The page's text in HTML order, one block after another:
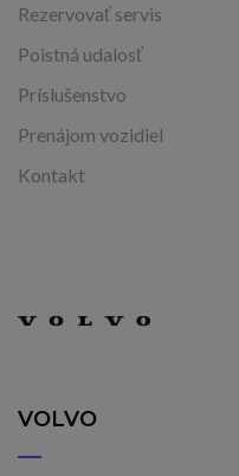
Rezervovať servis
Poistná udalosť
Príslušenstvo
Prenájom vozidiel
Kontakt
VOLVO